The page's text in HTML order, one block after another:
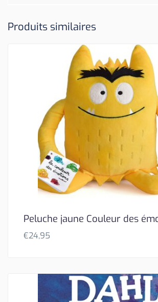
Produits similaires
Peluche jaune Couleur des
€24,95